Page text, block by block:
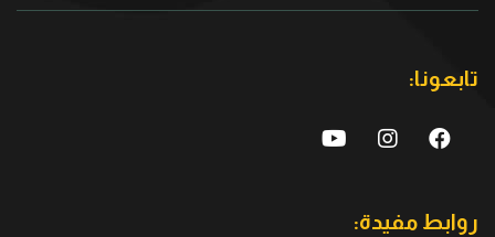
تابعونا:
روابط مفيدة: